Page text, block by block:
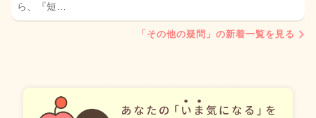
ら、『短…
「その他の疑問」の新着一覧を見る